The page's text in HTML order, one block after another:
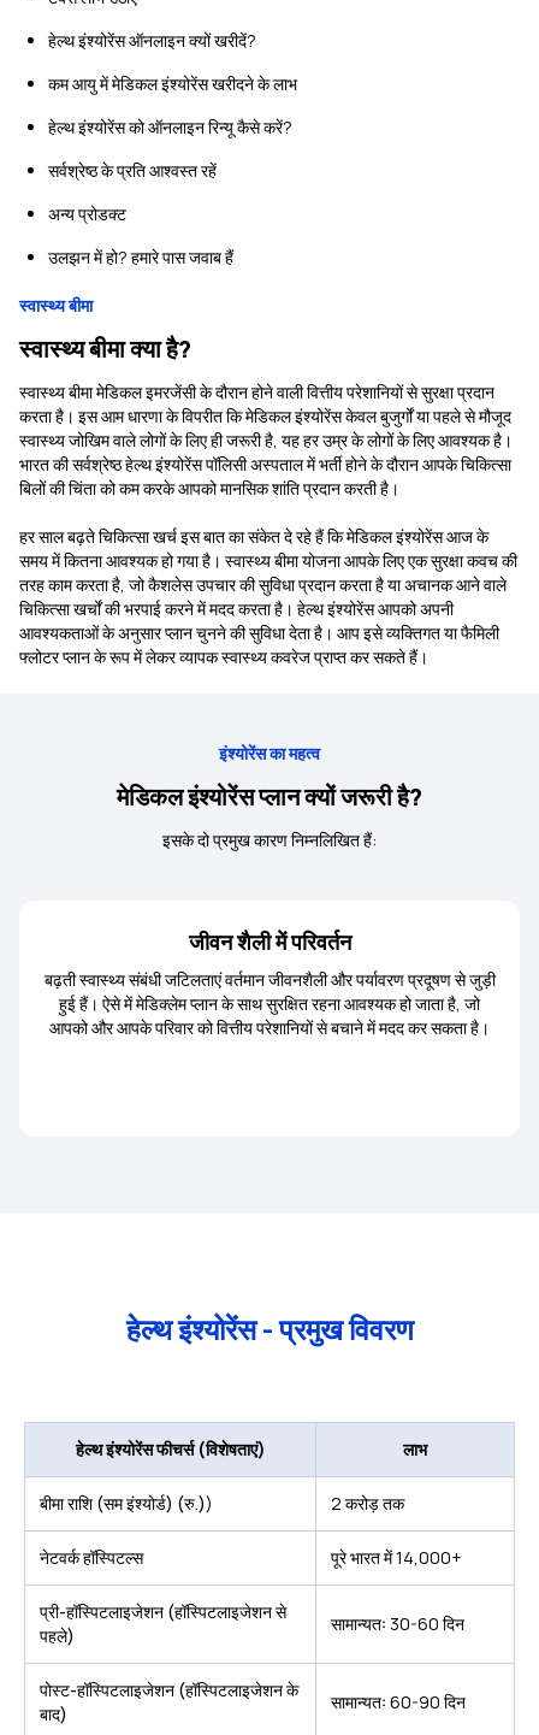
हेल्थ इंश्योरेंस ऑनलाइन क्यों खरीदें?
कम आयु में मेडिकल इंश्योरेंस खरीदने के लाभ
हेल्थ इंश्योरेंस को ऑनलाइन रिन्यू कैसे करें?
सर्वश्रेष्ठ के प्रति आश्वस्त रहें
अन्य प्रोडक्ट
उलझन में हो? हमारे पास जवाब हैं
स्वास्थ्य बीमा
स्वास्थ्य बीमा क्या है?
स्वास्थ्य बीमा मेडिकल इमरजेंसी के दौरान होने वाली वित्तीय परेशानियों से सुरक्षा प्रदान
करता है। इस आम धारणा के विपरीत कि मेडिकल इंश्योरेंस केवल बुजुर्गों या पहले से मौजूद
स्वास्थ्य जोखिम वाले लोगों के लिए ही जरूरी है, यह हर उम्र के लोगों के लिए आवश्यक है।
भारत की सर्वश्रेष्ठ हेल्थ इंश्योरेंस पॉलिसी अस्पताल में भर्ती होने के दौरान आपके चिकित्सा
बिलों की चिंता को कम करके आपको मानसिक शांति प्रदान करती है।
हर साल बढ़ते चिकित्सा खर्च इस बात का संकेत दे रहे हैं कि मेडिकल इंश्योरेंस आज के
समय में कितना आवश्यक हो गया है। स्वास्थ्य बीमा योजना आपके लिए एक सुरक्षा कवच की
तरह काम करता है, जो कैशलेस उपचार की सुविधा प्रदान करता है या अचानक आने वाले
चिकित्सा खर्चों की भरपाई करने में मदद करता है। हेल्थ इंश्योरेंस आपको अपनी
आवश्यकताओं के अनुसार प्लान चुनने की सुविधा देता है। आप इसे व्यक्तिगत या फैमिली
फ्लोटर प्लान के रूप में लेकर व्यापक स्वास्थ्य कवरेज प्राप्त कर सकते हैं।
इंश्योरेंस का महत्व
मेडिकल इंश्योरेंस प्लान क्यों जरूरी है?
इसके दो प्रमुख कारण निम्नलिखित हैं:
जीवन शैली में परिवर्तन
बढ़ती स्वास्थ्य संबंधी जटिलताएं वर्तमान जीवनशैली और पर्यावरण प्रदूषण से जुड़ी
हुई हैं। ऐसे में मेडिक्लेम प्लान के साथ सुरक्षित रहना आवश्यक हो जाता है, जो
आपको और आपके परिवार को वित्तीय परेशानियों से बचाने में मदद कर सकता है।
हेल्थ इंश्योरेंस - प्रमुख विवरण
हेल्थ इंश्योरेंस फीचर्स (विशेषताएं) लाभ
बीमा राशि (सम इंश्योर्ड) (रु.)) 2 करोड़ तक
नेटवर्क हॉस्पिटल्स पूरे भारत में 14,000+
प्री-हॉस्पिटलाइजेशन (हॉस्पिटलाइजेशन से
पहले)
सामान्यतः 30-60 दिन
पोस्ट-हॉस्पिटलाइजेशन (हॉस्पिटलाइजेशन के
बाद)
सामान्यतः 60-90 दिन